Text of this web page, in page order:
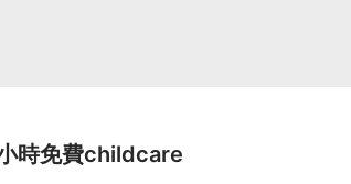
時免費childcare